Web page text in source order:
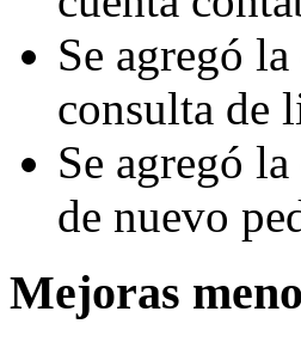
Se agregó
consulta de
Se agregó
de nuevo
Mejoras